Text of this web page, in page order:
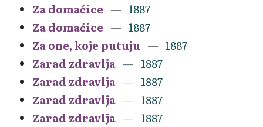
Za domaćice
1887
Za domaćice
1887
Za one, koje putuju
1887
Zarad zdravlja
1887
Zarad zdravlja
1887
Zarad zdravlja
1887
Zarad zdravlja
1887